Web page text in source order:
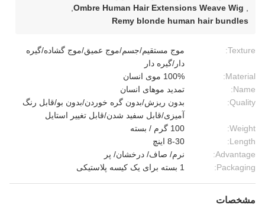
Ombre Human Hair Extensions Weave Wig
Remy blonde human hair bundles
Texture:
موج مستقیم/جسم/موج عمیق/موج گشاده/گیره
دار/گیره دار
Material:
100% موی انسان
Name:
تمدید موهای انسان
Quality:
بدون ریزش/بدون گره خوردن/بدون بو/قابل رنگ
آمیزی/قابل سفید شدن/قابل تغییر استایل
Weight:
100 گرم / بسته
Length:
8-30 اینچ
Advantage:
نرم/ صاف/ درخشان/ پر
Packaging:
1 بسته برای یک کیسه پلاستیکی
مشخصات